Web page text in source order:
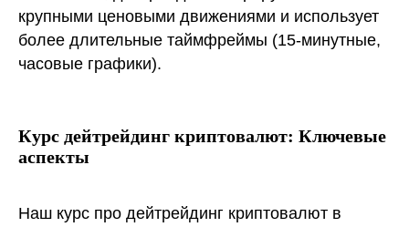
крупными ценовыми движениями и использует
более длительные таймфреймы (15-минутные,
часовые графики).
Курс дейтрейдинг криптовалют: Ключевые
аспекты
Наш курс про дейтрейдинг криптовалют в